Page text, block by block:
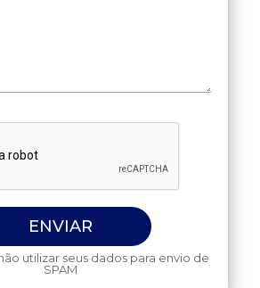
utilizar seus dados para envio de
SPAM